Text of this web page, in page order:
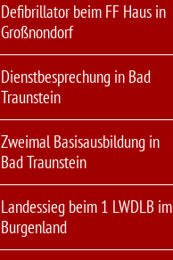
Defibrillator beim FF Haus in
Großnondorf
Dienstbesprechung in Bad
Traunstein
Zweimal Basisausbildung in
Bad Traunstein
Landessieg beim 1 LWDLB im
Burgenland